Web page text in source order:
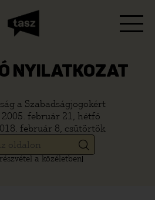
NYILATKOZAT
a Szabadságjogokért
2005. február 21, hétfő
február 8, csütörtök
a közéletben